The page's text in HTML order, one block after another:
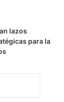
lazos
para la